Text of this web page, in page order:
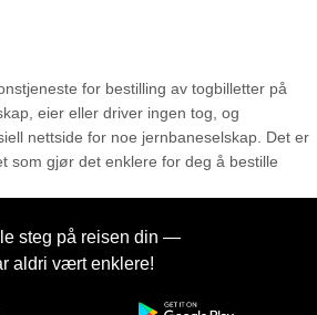
for bestilling av togbilletter på
eier eller driver ingen tog, og
nettside for noe jernbaneselskap. Det er
som gjør det enklere for deg å bestille
steg på reisen din —
aldri vært enklere!